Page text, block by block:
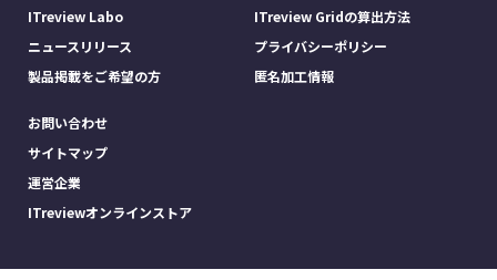
ITreview Labo
ニュースリリース
製品掲載をご希望の方
ITreview Gridの算出方法
プライバシーポリシー
匿名加工情報
お問い合わせ
サイトマップ
運営企業
ITreviewオンラインストア